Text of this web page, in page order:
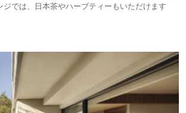
ジでは、日本茶やハーブティーもいただけます